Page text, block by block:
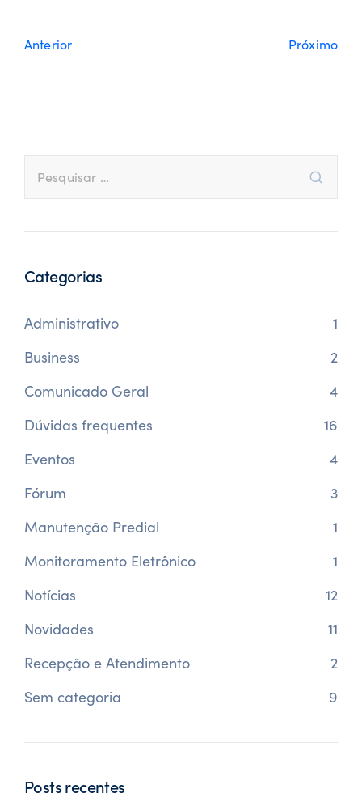
Anterior Próximo
Categorias
Administrativo
1
Business
2
Comunicado Geral
4
Dúvidas frequentes
16
Eventos
4
Fórum
3
Manutenção Predial
1
Monitoramento Eletrônico
1
Notícias
12
Novidades
11
Recepção e Atendimento
2
Sem categoria
9
Posts recentes